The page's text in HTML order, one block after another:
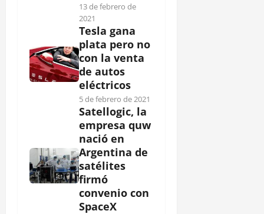
13 de febrero de
2021
Tesla gana
plata pero no
con la venta
de autos
eléctricos
5 de febrero de 2021
Satellogic, la
empresa quw
nació en
Argentina de
satélites
firmó
convenio con
SpaceX